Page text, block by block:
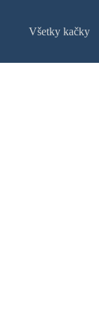
Všetky kačky